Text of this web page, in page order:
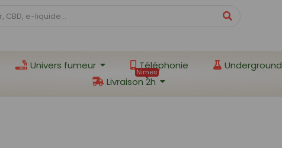
Univers fumeur Téléphonie Underground
Livraison 2h
Nimes